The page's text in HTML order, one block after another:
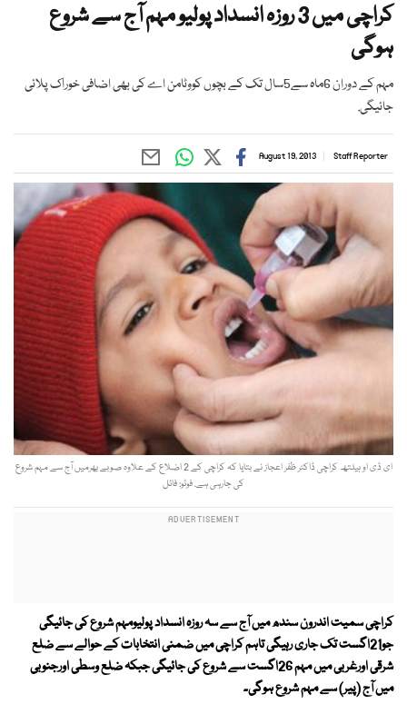
کراچی میں 3 روزہ انسداد پولیو مہم آج سے شروع
ہوگی
مہم کے دوران 6ماہ سے5سال تک کے بچوں کووٹامن اے کی بھی اضافی خوراک پلائی
جائیگی.
Staff Reporter
August 19, 2013
ای ڈی او ہیلتھ کراچی ڈاکٹر ظفر اعجاز نے بتایا کہ کراچی کے 2 اضلاع کے علاوہ صوبے بھرمیں آج سے مہم شروع
کی جارہی ہے. فوٹو: فائل
کراچی سمیت اندرون سندھ میں آج سے سہ روزہ انسداد پولیومہم شروع کی جائیگی
جو21اگست تک جاری رہیگی تاہم کراچی میں ضمنی انتخابات کے حوالے سے ضلع
شرقی اورغربی میں مہم 26اگست سے شروع کی جائیگی جبکہ ضلع وسطی اورجنوبی
میں آج (پیر) سے مہم شروع ہوگی۔